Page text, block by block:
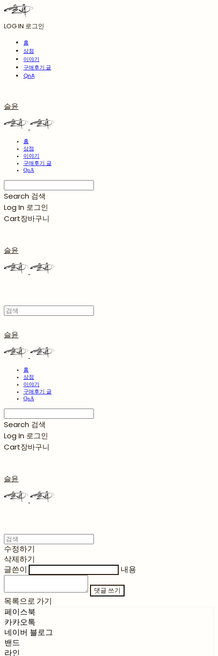
LOG IN 로그인
홈
상점
이야기
구매후기 글
QnA
슬윤
홈
상점
이야기
구매후기 글
QnA
Search 검색
Log In 로그인
Cart장바구니
슬윤
슬윤
홈
상점
이야기
구매후기 글
QnA
Search 검색
Log In 로그인
Cart장바구니
슬윤
수정하기
삭제하기
글쓴이
내용
댓글 쓰기
목록으로 가기
페이스북
카카오톡
네이버 블로그
밴드
라인